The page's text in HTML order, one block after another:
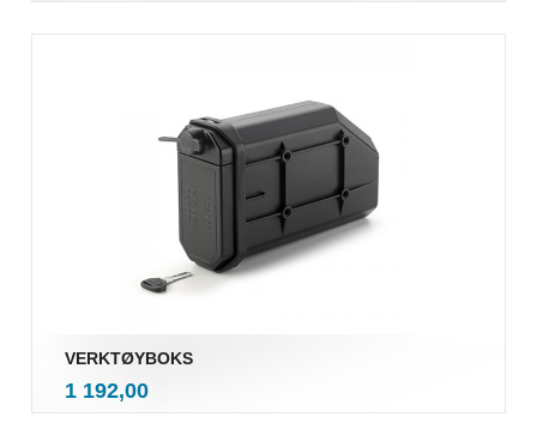
VERKTØYBOKS
Pris
1 192,00mva.